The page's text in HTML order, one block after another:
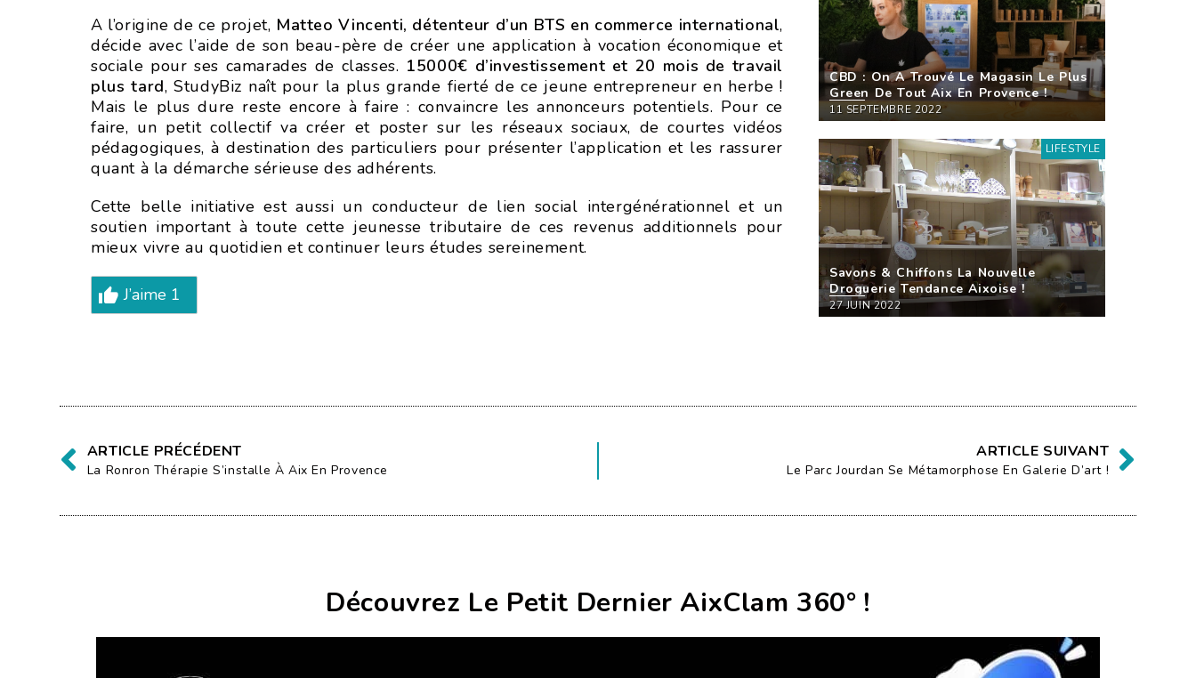
A l’origine de ce projet, Matteo Vincenti, détenteur d’un BTS en commerce international,
décide avec l’aide de son beau-père de créer une application à vocation économique et
sociale pour ses camarades de classes. 15000€ d’investissement et 20 mois de travail
plus tard, StudyBiz naît pour la plus grande fierté de ce jeune entrepreneur en herbe !
Mais le plus dure reste encore à faire : convaincre les annonceurs potentiels. Pour ce
faire, un petit collectif va créer et poster sur les réseaux sociaux, de courtes vidéos
pédagogiques, à destination des particuliers pour présenter l’application et les rassurer
quant à la démarche sérieuse des adhérents.
Cette belle initiative est aussi un conducteur de lien social intergénérationnel et un
soutien important à toute cette jeunesse tributaire de ces revenus additionnels pour
mieux vivre au quotidien et continuer leurs études sereinement.
J’aime 1
CBD : On A Trouvé Le Magasin Le Plus
Green De Tout Aix En Provence !
11 SEPTEMBRE 2022
LIFESTYLE
Savons & Chiffons La Nouvelle
Droguerie Tendance Aixoise !
27 JUIN 2022
ARTICLE PRÉCÉDENT
La Ronron Thérapie S’installe À Aix En Provence
ARTICLE SUIVANT
Le Parc Jourdan Se Métamorphose En Galerie D’art !
Découvrez Le Petit Dernier AixClam 360° !